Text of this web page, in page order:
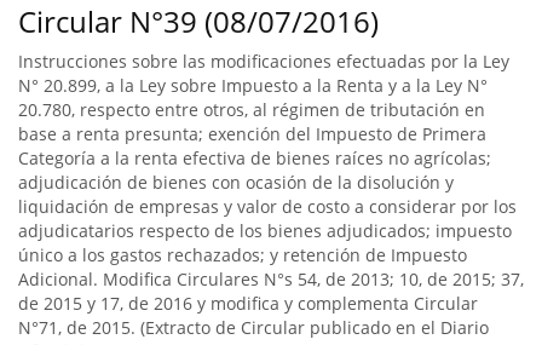
Circular N°39 (08/07/2016)
Instrucciones sobre las modificaciones efectuadas por la Ley
N° 20.899, a la Ley sobre Impuesto a la Renta y a la Ley N°
20.780, respecto entre otros, al régimen de tributación en
base a renta presunta; exención del Impuesto de Primera
Categoría a la renta efectiva de bienes raíces no agrícolas;
adjudicación de bienes con ocasión de la disolución y
liquidación de empresas y valor de costo a considerar por los
adjudicatarios respecto de los bienes adjudicados; impuesto
único a los gastos rechazados; y retención de Impuesto
Adicional. Modifica Circulares N°s 54, de 2013; 10, de 2015; 37,
de 2015 y 17, de 2016 y modifica y complementa Circular
N°71, de 2015. (Extracto de Circular publicado en el Diario